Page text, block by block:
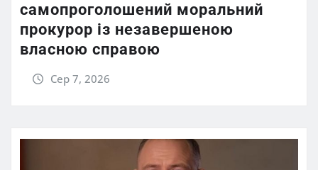
самопроголошений моральний
прокурор із незавершеною
власною справою
Сер 7, 2026